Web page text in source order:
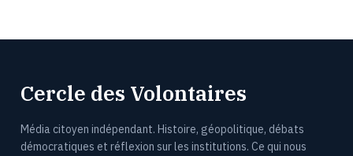
Cercle des Volontaires
Média citoyen indépendant. Histoire, géopolitique, débats
démocratiques et réflexion sur les institutions. Ce qui nous